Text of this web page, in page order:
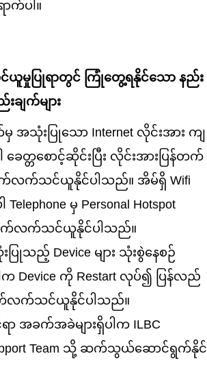
က်ပါ။
ယူမှုပြုရာတွင် ကြုံတွေ့ရနိုင်သော နည်း
ချက်များ
သုံးပြုသော Internet လိုင်းအား ကျ
ေတ္တစောင့်ဆိုင်းပြီး လိုင်းအားပြန်တက်
က်သင်ယူနိုင်ပါသည်။ အိမ်ရှိ Wifi
မှ Personal Hotspot
လက်သင်ယူနိုင်ပါသည်။
သည့် Device များ သုံးစွဲနေစဉ်
Device ကို Restart လုပ်၍ ပြန်လည်
လက်သင်ယူနိုင်ပါသည်။
အခက်အခဲများရှိပါက ILBC
Team သို့ ဆက်သွယ်ဆောင်ရွက်နိုင်